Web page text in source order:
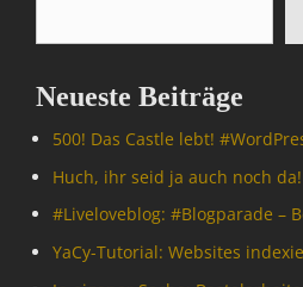
t
r
I
e
Neueste Beiträge
500! Das Castle lebt!
Huch, ihr seid ja auch noch da!
#Livelove­blog: #Blogparade –
YaCy-Tutorial: Websites